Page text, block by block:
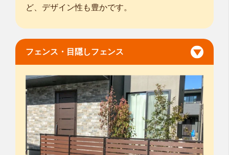
ど、デザイン性も豊かです。
フェンス・目隠しフェンス